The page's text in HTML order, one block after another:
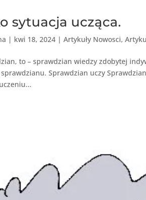
sytuacja ucząca.
| kwi 18, 2024 |Artykuły Nowosci,
to – sprawdzian wiedzy zdobytej
Sprawdzian uczy